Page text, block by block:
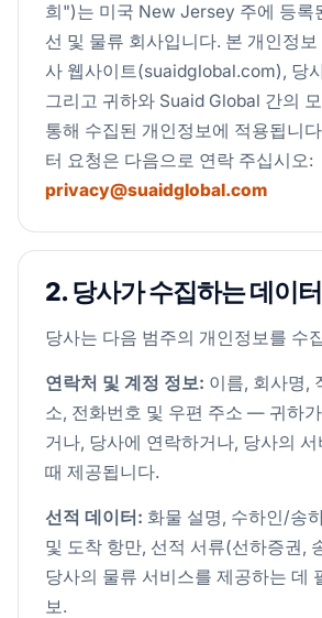
희")는 미국 New Jersey 주에 등록
선 및 물류 회사입니다. 본 개인정
사 웹사이트(suaidglobal.com), 당
그리고 귀하와 Suaid Global 간의
통해 수집된 개인정보에 적용됩니
터 요청은 다음으로 연락 주십시오:
privacy@suaidglobal.com
2. 당사가 수집하는 데이터
당사는 다음 범주의 개인정보를 수
연락처 및 계정 정보: 이름, 회사명,
소, 전화번호 및 우편 주소 — 귀하
거나, 당사에 연락하거나, 당사의
때 제공됩니다.
선적 데이터: 화물 설명, 수하인/송
및 도착 항만, 선적 서류(선하증권,
당사의 물류 서비스를 제공하는 데
보.